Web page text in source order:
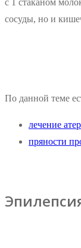
с 1 стаканом
сосуды, но и
По данной теме
лечение
пряности